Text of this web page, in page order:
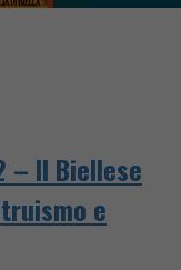
– Il Biellese
e